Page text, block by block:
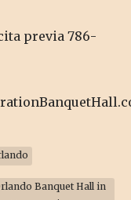
previa 786-
Banquet Hall in